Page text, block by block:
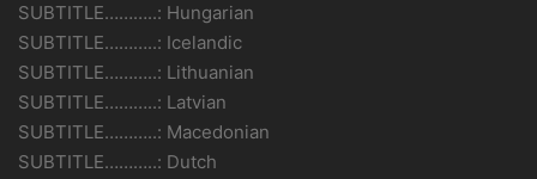
SUBTITLE………..: Hungarian
SUBTITLE………..: Icelandic
SUBTITLE………..: Lithuanian
SUBTITLE………..: Latvian
SUBTITLE………..: Macedonian
SUBTITLE………..: Dutch